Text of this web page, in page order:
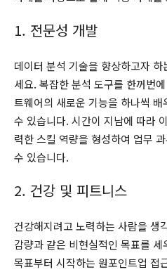
1. 전문성 개발
데이터 분석 기술을 향상하고자
세요. 복잡한 분석 도구를 한꺼번
트웨어의 새로운 기능을 하나씩
수 있습니다. 시간이 지남에 따라
력한 스킬 역량을 형성하여 업무
수 있습니다.
2. 건강 및 피트니스
건강해지려고 노력하는 사람을 생
감량과 같은 비현실적인 목표를
목표부터 시작하는 원포인트업 접